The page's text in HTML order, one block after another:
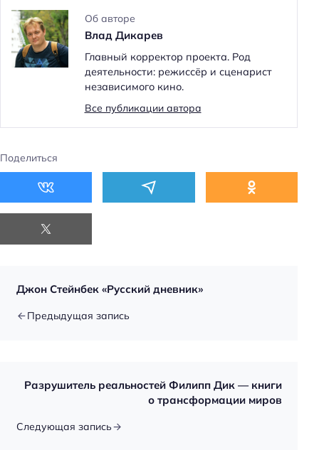
Об авторе
Влад Дикарев
Главный корректор проекта. Род
деятельности: режиссёр и сценарист
независимого кино.
Все публикации автора
Поделиться
Джон Стейнбек «Русский дневник»
Предыдущая запись
Разрушитель реальностей Филипп Дик — книги
о трансформации миров
Следующая запись